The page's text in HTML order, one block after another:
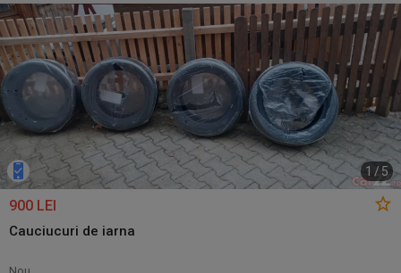
1 / 5
900 LEI
Cauciucuri de iarna